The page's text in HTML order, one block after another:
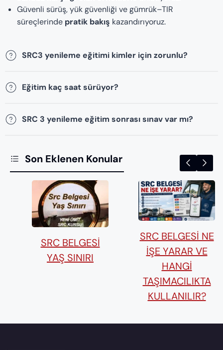
Güvenli sürüş, yük güvenliği ve gümrük–TIR
süreçlerinde pratik bakış kazandırıyoruz.
SRC3 yenileme eğitimi kimler için zorunlu?
Eğitim kaç saat sürüyor?
SRC 3 yenileme eğitim sonrası sınav var mı?
Son Eklenen Konular
SRC BELGESI
YAŞ SINIRI
SRC BELGESI NE
İŞE YARAR VE
HANGI
TAŞIMACILIKTA
KULLANILIR?